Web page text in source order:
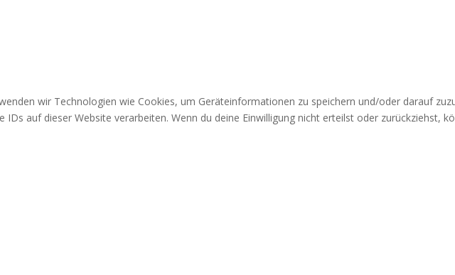
wir Technologien wie Cookies, um Geräteinformationen zu speichern und/oder darauf
IDs auf dieser Website verarbeiten. Wenn du deine Einwilligung nicht erteilst oder zurückziehst,